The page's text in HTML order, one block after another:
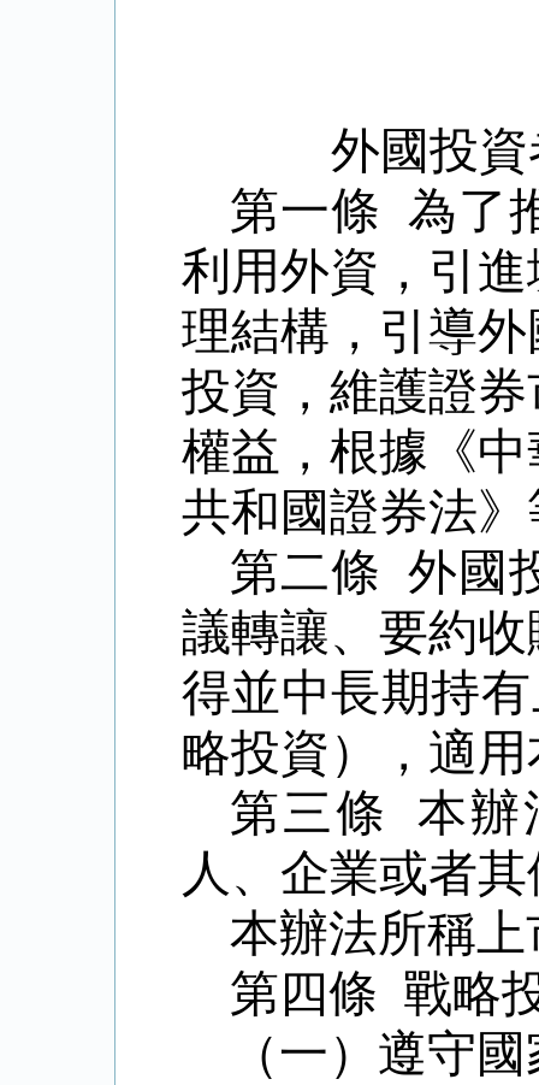
外國投
第一條 為了
利用外資，引
理結構，引導
投資，維護證
權益，根據《
共和國證券法
第二條 外國
議轉讓、要約
得並中長期持
略投資），適
第三條 本辦
人、企業或者
本辦法所稱
第四條 戰略
（一）遵守